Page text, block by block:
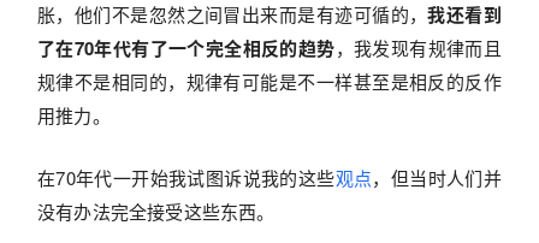
胀，他们不是忽然之间冒出来而是有迹可循的，我还看到
了在70年代有了一个完全相反的趋势，我发现有规律而且
规律不是相同的，规律有可能是不一样甚至是相反的反作
用推力。
在70年代一开始我试图诉说我的这些观点，但当时人们并
没有办法完全接受这些东西。